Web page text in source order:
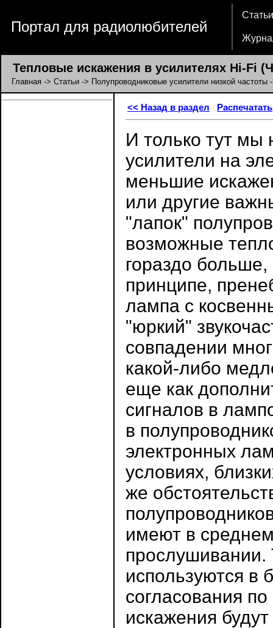
Портал для радиолюбителей
Статьи
Тепловые искажения в усилителях Hi-Fi
Главная -> Статьи -> Полупроводниковые усилители низкой частоты
<< Назад в раздел Распечатать
И только тут мы
усилители на
меньшие
или другие
"лапок"
возможные
гораздо
принципе,
лампа с
"юркий"
совпадении
какой-либо
еще как
сигналов в
в
электронных
условиях,
же
имеют в
прослушивании.
используются в
согласования
искажения